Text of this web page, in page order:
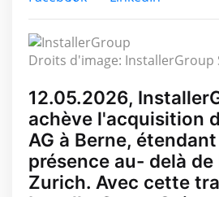
Droits d'image: InstallerGroup
12.05.2026,
achève l'acquisition
AG à Berne,
présence au- delà
Zurich. Avec cette